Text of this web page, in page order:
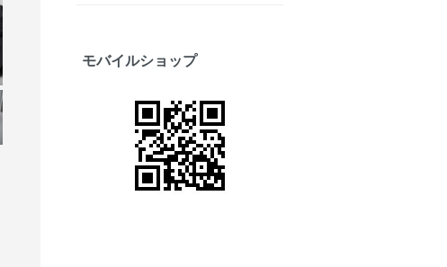
モバイルショップ